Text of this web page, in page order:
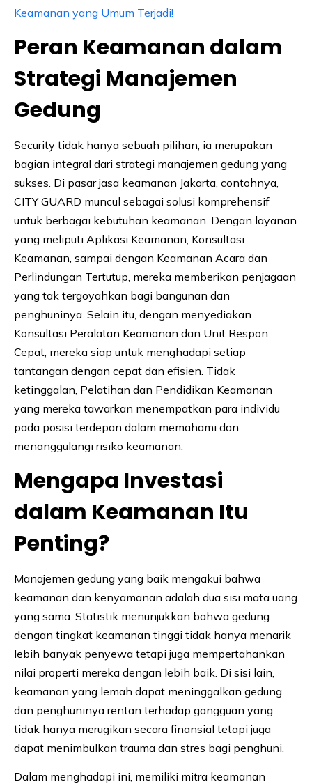
Keamanan yang Umum Terjadi!
Peran Keamanan dalam
Strategi Manajemen
Gedung
Security tidak hanya sebuah pilihan; ia merupakan
bagian integral dari strategi manajemen gedung yang
sukses. Di pasar jasa keamanan Jakarta, contohnya,
CITY GUARD muncul sebagai solusi komprehensif
untuk berbagai kebutuhan keamanan. Dengan layanan
yang meliputi Aplikasi Keamanan, Konsultasi
Keamanan, sampai dengan Keamanan Acara dan
Perlindungan Tertutup, mereka memberikan penjagaan
yang tak tergoyahkan bagi bangunan dan
penghuninya. Selain itu, dengan menyediakan
Konsultasi Peralatan Keamanan dan Unit Respon
Cepat, mereka siap untuk menghadapi setiap
tantangan dengan cepat dan efisien. Tidak
ketinggalan, Pelatihan dan Pendidikan Keamanan
yang mereka tawarkan menempatkan para individu
pada posisi terdepan dalam memahami dan
menanggulangi risiko keamanan.
Mengapa Investasi
dalam Keamanan Itu
Penting?
Manajemen gedung yang baik mengakui bahwa
keamanan dan kenyamanan adalah dua sisi mata uang
yang sama. Statistik menunjukkan bahwa gedung
dengan tingkat keamanan tinggi tidak hanya menarik
lebih banyak penyewa tetapi juga mempertahankan
nilai properti mereka dengan lebih baik. Di sisi lain,
keamanan yang lemah dapat meninggalkan gedung
dan penghuninya rentan terhadap gangguan yang
tidak hanya merugikan secara finansial tetapi juga
dapat menimbulkan trauma dan stres bagi penghuni.
Dalam menghadapi ini, memiliki mitra keamanan